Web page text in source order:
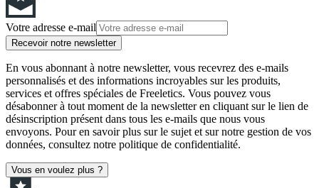
Votre adresse e-mail
Recevoir notre newsletter
En vous abonnant à notre newsletter, vous recevrez des e-mails
personnalisés et des informations incroyables sur les produits,
services et offres spéciales de Freeletics. Vous pouvez vous
désabonner à tout moment de la newsletter en cliquant sur le lien de
désinscription présent dans tous les e-mails que nous vous
envoyons. Pour en savoir plus sur le sujet et sur notre gestion de vos
données, consultez notre politique de confidentialité.
Vous en voulez plus ?